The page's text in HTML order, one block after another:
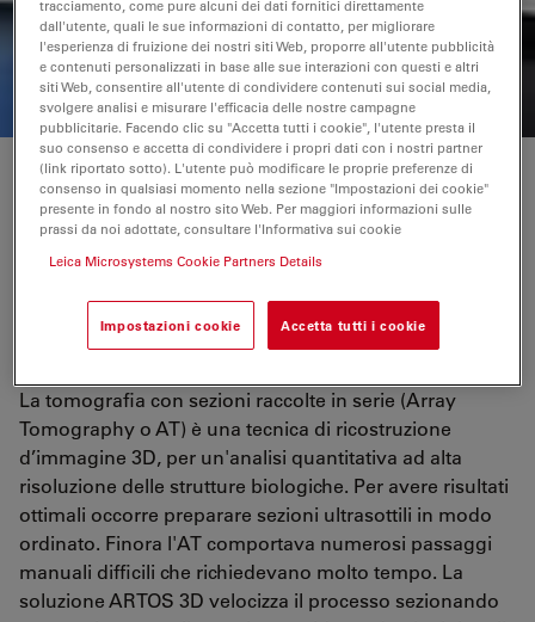
RICHIESTA DI PREVENTIVO
Tomografia con sezioni raccolte in serie
Come può l'ultramicrotomo ARTOS 3D farvi
alta qualità per la tomografia con sezioni raccolte
in serie?
La tomografia con sezioni raccolte in serie (Array
Tomography o AT) è una tecnica di ricostruzione
d’immagine 3D, per un'analisi quantitativa ad alta
risoluzione delle strutture biologiche. Per avere risultati
ottimali occorre preparare sezioni ultrasottili in modo
ordinato. Finora l'AT comportava numerosi passaggi
manuali difficili che richiedevano molto tempo. La
soluzione ARTOS 3D velocizza il processo sezionando
tracciamento, come pure alcuni dei dati fornitici direttamente
dall'utente, quali le sue informazioni di contatto, per migliorare
l'esperienza di fruizione dei nostri siti Web, proporre all'utente pubblicità
e contenuti personalizzati in base alle sue interazioni con questi e altri
siti Web, consentire all'utente di condividere contenuti sui social media,
svolgere analisi e misurare l'efficacia delle nostre campagne
pubblicitarie. Facendo clic su "Accetta tutti i cookie", l'utente presta il
suo consenso e accetta di condividere i propri dati con i nostri partner
(link riportato sotto). L'utente può modificare le proprie preferenze di
consenso in qualsiasi momento nella sezione "Impostazioni dei cookie"
presente in fondo al nostro sito Web. Per maggiori informazioni sulle
prassi da noi adottate, consultare l'Informativa sui cookie
Leica Microsystems Cookie Partners Details
Impostazioni cookie Accetta tutti i cookie